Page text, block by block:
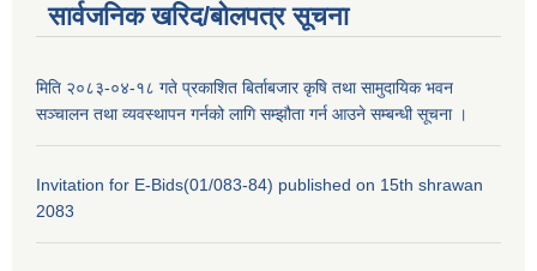
सार्वजनिक खरिद/बोलपत्र सूचना
मिति २०८३-०४-१८ गते प्रकाशित बिर्ताबजार कृषि तथा सामुदायिक भवन
सञ्चालन तथा व्यवस्थापन गर्नको लागि सम्झौता गर्न आउने सम्बन्धी सूचना ।
Invitation for E-Bids(01/083-84) published on 15th shrawan
2083